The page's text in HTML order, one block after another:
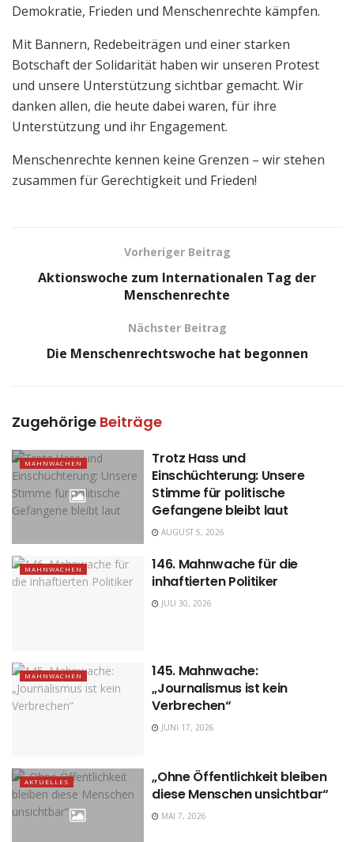
Demokratie, Frieden und Menschenrechte kämpfen.
Mit Bannern, Redebeiträgen und einer starken
Botschaft der Solidarität haben wir unseren Protest
und unsere Unterstützung sichtbar gemacht. Wir
danken allen, die heute dabei waren, für ihre
Unterstützung und ihr Engagement.
Menschenrechte kennen keine Grenzen – wir stehen
zusammen für Gerechtigkeit und Frieden!
Vorheriger Beitrag
Aktionswoche zum Internationalen Tag der
Menschenrechte
Nächster Beitrag
Die Menschenrechtswoche hat begonnen
Zugehörige Beiträge
MAHNWACHEN
Trotz Hass und
Einschüchterung: Unsere
Stimme für politische
Gefangene bleibt laut
AUGUST 5, 2026
MAHNWACHEN
146. Mahnwache für die
inhaftierten Politiker
JULI 30, 2026
MAHNWACHEN
145. Mahnwache:
„Journalismus ist kein
Verbrechen“
JUNI 17, 2026
AKTUELLES
„Ohne Öffentlichkeit bleiben
diese Menschen unsichtbar“
MAI 7, 2026